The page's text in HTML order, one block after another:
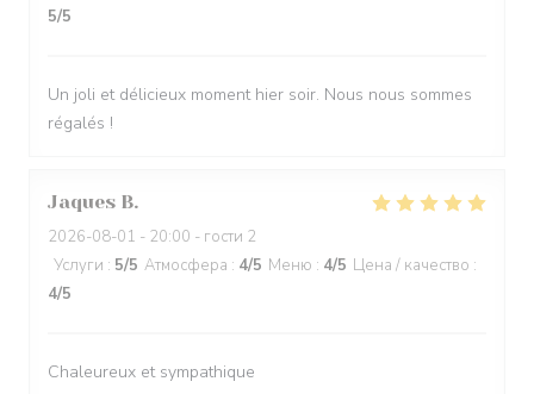
5/5
Un joli et délicieux moment hier soir. Nous nous sommes
régalés !
Jaques B
2026-08-01 - 20:00 - гости 2
Услуги : 5/5 Атмосфера : 4/5 Меню : 4/5 Цена / качество :
4/5
Chaleureux et sympathique